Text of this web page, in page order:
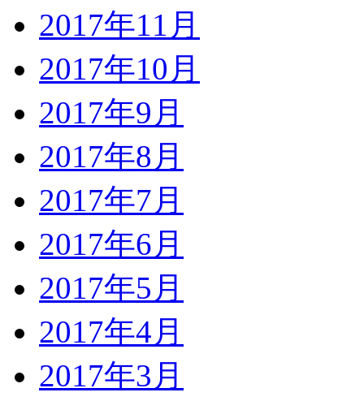
2017年11月
2017年10月
2017年9月
2017年8月
2017年7月
2017年6月
2017年5月
2017年4月
2017年3月